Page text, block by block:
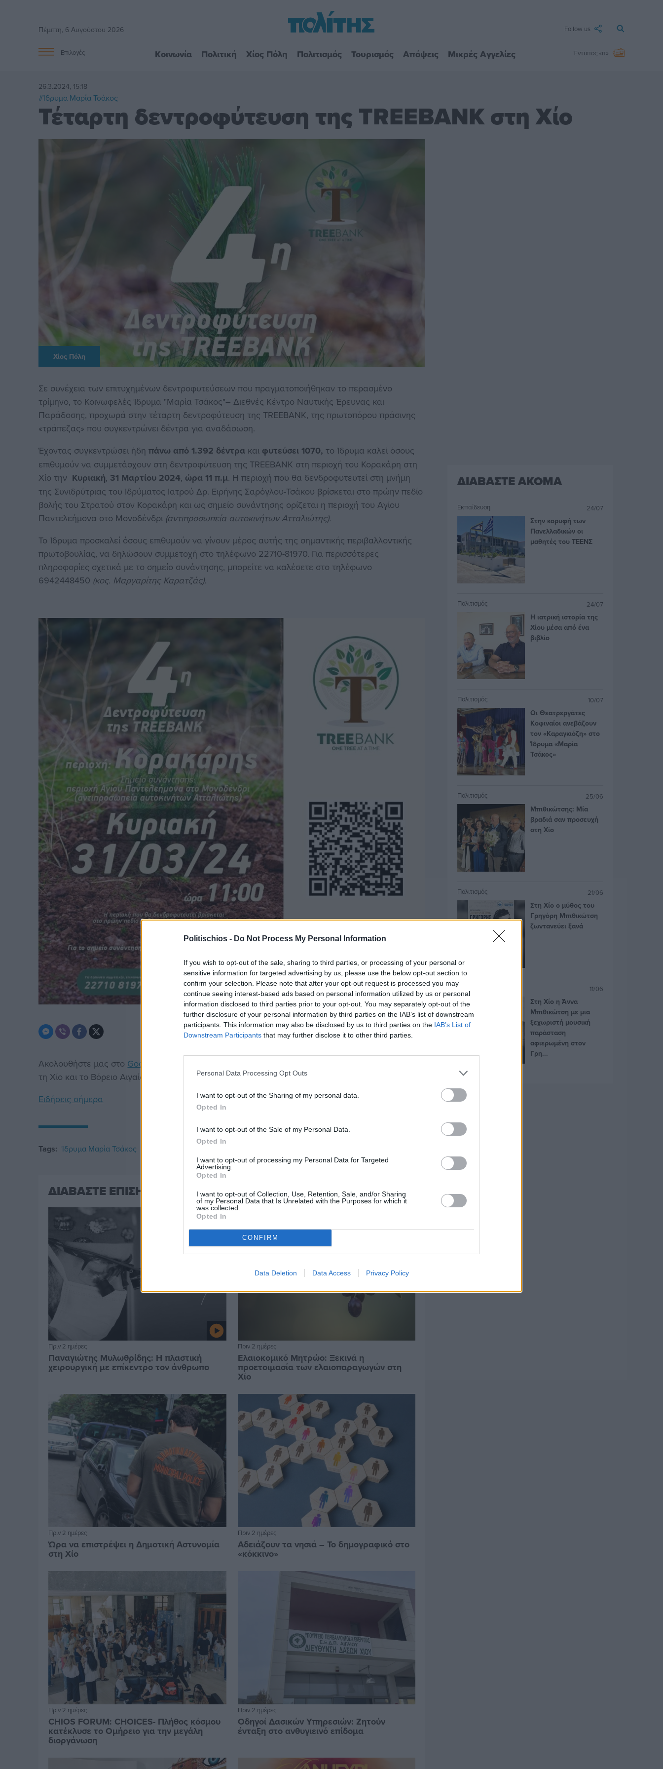
Politischios - Do Not Process My Personal Information
If you wish to opt-out of the sale, sharing to third parties, or processing of your personal or
sensitive information for targeted advertising by us, please use the below opt-out section to
confirm your selection. Please note that after your opt-out request is processed you may
continue seeing interest-based ads based on personal information utilized by us or personal
information disclosed to third parties prior to your opt-out. You may separately opt-out of the
further disclosure of your personal information by third parties on the IAB’s list of downstream
participants. This information may also be disclosed by us to third parties on the IAB’s List of
Downstream Participants that may further disclose it to other third parties.
Personal Data Processing Opt Outs
I want to opt-out of the Sharing of my personal data.
Opted In
I want to opt-out of the Sale of my Personal Data.
Opted In
I want to opt-out of processing my Personal Data for Targeted
Advertising.
Opted In
I want to opt-out of Collection, Use, Retention, Sale, and/or Sharing
of my Personal Data that Is Unrelated with the Purposes for which it
was collected.
Opted In
CONFIRM
Data Deletion Data Access Privacy Policy
Πέμπτη, 6 Αυγούστου 2026 Follow us
Επιλογές Κοινωνία Πολιτική Χίος Πόλη Πολιτισμός Τουρισμός Απόψεις Μικρές Αγγελίες Έντυπος «π»
26.3.2024, 15:18
#Ίδρυμα Μαρία Τσάκος
Τέταρτη δεντροφύτευση της TREEBANK στη Χίο
Χίος Πόλη
Σε συνέχεια των επιτυχημένων δεντροφυτεύσεων που πραγματοποιήθηκαν το περασμένο
τρίμηνο, το Κοινωφελές Ίδρυμα "Μαρία Τσάκος"– Διεθνές Κέντρο Ναυτικής Έρευνας και
Παράδοσης, προχωρά στην τέταρτη δεντροφύτευση της TREEBANK, της πρωτοπόρου πράσινης
«τράπεζας» που συγκεντρώνει δέντρα για αναδάσωση.
Έχοντας συγκεντρώσει ήδη πάνω από 1.392 δέντρα και φυτεύσει 1070,το Ίδρυμα καλεί όσους
επιθυμούν να συμμετάσχουν στη δεντροφύτευση της TREEBANK στη περιοχή του Κορακάρη στη
Χίο την Κυριακή, 31 Μαρτίου 2024, ώρα 11 π.μ. Η περιοχή που θα δενδροφυτευτεί στη μνήμη
της Συνιδρύτριας του Ιδρύματος Ιατρού Δρ. Ειρήνης Σαρόγλου-Τσάκου βρίσκεται στο πρώην πεδίο
βολής του Στρατού στον Κορακάρη και ως σημείο συνάντησης ορίζεται η περιοχή του Αγίου
Παντελεήμονα στο Μονοδένδρι (αντιπροσωπεία αυτοκινήτων Ατταλιώτης).
Το Ίδρυμα προσκαλεί όσους επιθυμούν να γίνουν μέρος αυτής της σημαντικής περιβαλλοντικής
πρωτοβουλίας, να δηλώσουν συμμετοχή στο τηλέφωνο 22710-81970. Για περισσότερες
πληροφορίες σχετικά με το σημείο συνάντησης, μπορείτε να καλέσετε στο τηλέφωνο
6942448450 (κος. Μαργαρίτης Καρατζάς).
Ακολουθήστε μας στο Google News
τη Χίο και το Βόρειο Αιγαίο.
Ειδήσεις σήμερα
Tags: Ίδρυμα Μαρία Τσάκος
ΔΙΑΒΑΣΤΕ ΕΠΙΣΗΣ
Πριν 2 ημέρες
Παναγιώτης Μυλωθρίδης: Η πλαστική
χειρουργική με επίκεντρο τον άνθρωπο
Πριν 2 ημέρες
Ελαιοκομικό Μητρώο: Ξεκινά η
προετοιμασία των ελαιοπαραγωγών στη
Χίο
Πριν 2 ημέρες
Ώρα να επιστρέψει η Δημοτική Αστυνομία
στη Χίο
Πριν 2 ημέρες
Αδειάζουν τα νησιά – Το δημογραφικό στο
«κόκκινο»
Πριν 2 ημέρες
CHIOS FORUM: CHOICES- Πλήθος κόσμου
κατέκλυσε το Ομήρειο για την μεγάλη
διοργάνωση
Πριν 2 ημέρες
Οδηγοί Δασικών Υπηρεσιών: Ζητούν
ένταξη στο ανθυγιεινό επίδομα
ΔΙΑΒΑΣΤΕ ΑΚΟΜΑ
Εκπαίδευση 24/07
Στην κορυφή των
Πανελλαδικών οι
μαθητές του ΤΕΕΝΣ
Πολιτισμός 24/07
Η ιατρική ιστορία της
Χίου μέσα από ένα
βιβλίο
Πολιτισμός 10/07
Οι Θεατρεργάτες
Κοφιναίοι ανεβάζουν
τον «Καραγκιόζη» στο
Ίδρυμα «Μαρία
Τσάκος»
Πολιτισμός 25/06
Μπιθικώτσης: Μία
βραδιά σαν προσευχή
στη Χίο
Πολιτισμός 21/06
Στη Χίο ο μύθος του
Γρηγόρη Μπιθικώτση
ζωντανεύει ξανά
Πολιτισμός 11/06
Στη Χίο η Άννα
Μπιθικώτση με μια
ξεχωριστή μουσική
παράσταση
αφιερωμένη στον
Γρη...